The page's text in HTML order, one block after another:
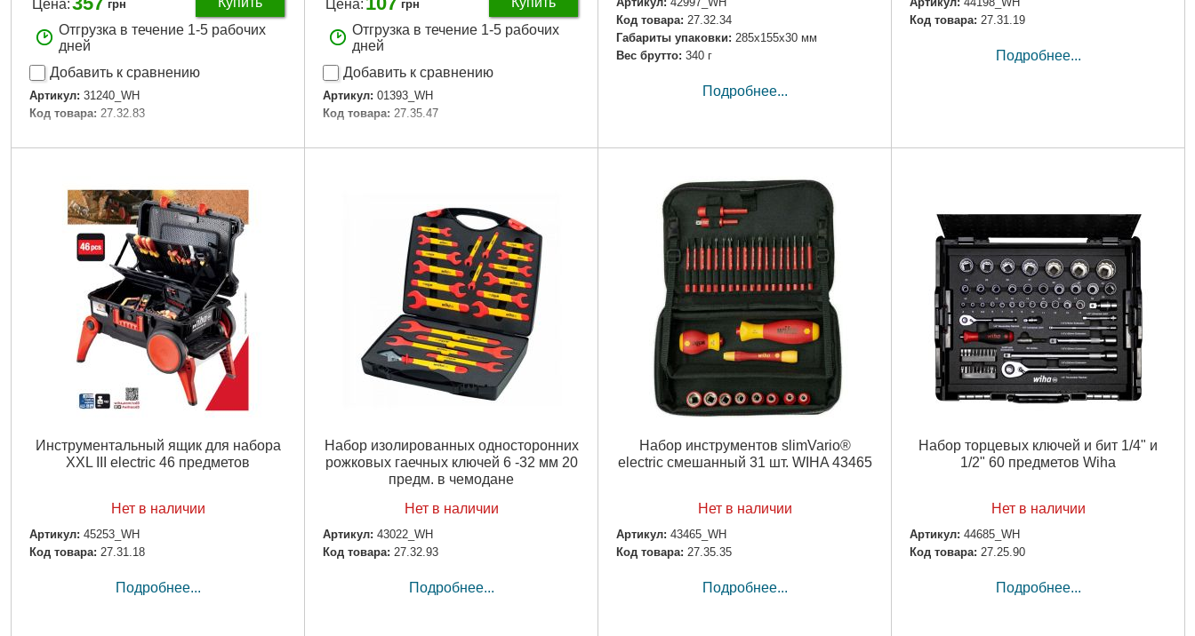
Цена:
грн
Отгрузка в течение 1-5 рабочих
дней
Добавить к сравнению
Артикул: 31240_WH
Код товара: 27.32.83
Подробнее...
Цена:
грн
Отгрузка в течение 1-5 рабочих
дней
Добавить к сравнению
Артикул: 01393_WH
Код товара: 27.35.47
Подробнее...
Код товара: 27.32.34
Габариты упаковки: 285x155x30 мм
Вес брутто: 340 г
Подробнее...
Код товара: 27.31.19
Подробнее...
Инструментальный ящик для набора
XXL III electric 46 предметов
Нет в наличии
Артикул: 45253_WH
Код товара: 27.31.18
Подробнее...
Набор изолированных односторонних
рожковых гаечных ключей 6 -32 мм 20
предм. в чемодане
Нет в наличии
Артикул: 43022_WH
Код товара: 27.32.93
Подробнее...
Набор инструментов slimVario®
electric смешанный 31 шт. WIHA 43465
Нет в наличии
Артикул: 43465_WH
Код товара: 27.35.35
Подробнее...
Набор торцевых ключей и бит 1/4" и
1/2" 60 предметов Wiha
Нет в наличии
Артикул: 44685_WH
Код товара: 27.25.90
Подробнее...